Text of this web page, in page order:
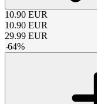
10.90 EUR
10.90 EUR
29.99 EUR
-64%